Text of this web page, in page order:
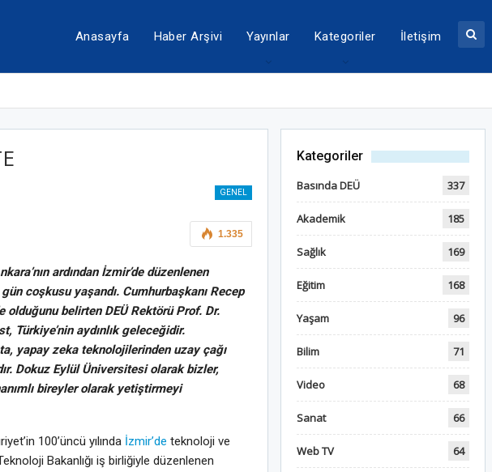
Anasayfa Haber Arşivi Yayınlar Kategoriler İletişim
GENEL
1.335
ardından İzmir’de düzenlenen
coşkusu yaşandı. Cumhurbaşkanı Recep
olduğunu belirten DEÜ Rektörü Prof. Dr.
Türkiye’nin aydınlık geleceğidir.
yapay zeka teknolojilerinden uzay çağı
Dokuz Eylül Üniversitesi olarak bizler,
bireyler olarak yetiştirmeyi
100’üncü yılında İzmir’de teknoloji ve
Bakanlığı iş birliğiyle düzenlenen
Kategoriler
Basında DEÜ 337
Akademik 185
Sağlık 169
Eğitim 168
Yaşam 96
Bilim 71
Video 68
Sanat 66
Web TV 64